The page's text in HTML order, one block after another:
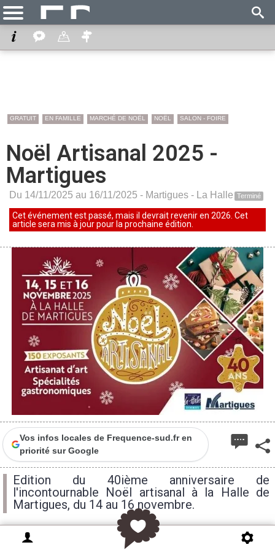
GRATUIT EN FAMILLE MARCHÉ DE NOËL NOËL SALON - FOIRE
Noël Artisanal 2025 -
Martigues
Du 14/11/2025 au 16/11/2025 - Martigues - La Halle Terminé
Cet événement est passé, mais il devrait revenir en 2026. Cet
article sera mis à jour pour la prochaine édition.
Vos infos locales de Frequence-sud.fr en
priorité sur Google
Edition du 40ième anniversaire de
l'incontournable Noël artisanal à la Halle de
Martigues, du 14 au 16 novembre.
Le Noël artisanal de Martigues, événement de